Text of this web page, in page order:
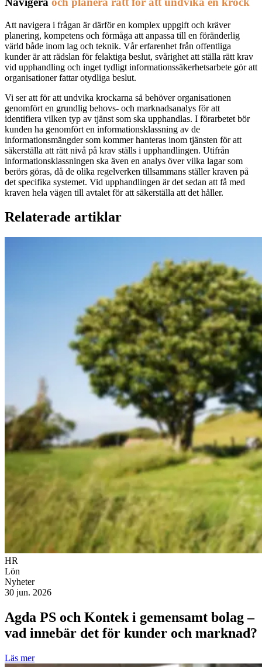
Att navigera i frågan är därför en komplex uppgift och kräver
planering, kompetens och förmåga att anpassa till en föränderlig
värld både inom lag och teknik. Vår erfarenhet från offentliga
kunder är att rädslan för felaktiga beslut, svårighet att ställa rätt krav
vid upphandling och inget tydligt informationssäkerhetsarbete gör att
organisationer fattar otydliga beslut.
Vi ser att för att undvika krockarna så behöver organisationen
genomfört en grundlig behovs- och marknadsanalys för att
identifiera vilken typ av tjänst som ska upphandlas. I förarbetet bör
kunden ha genomfört en informationsklassning av de
informationsmängder som kommer hanteras inom tjänsten för att
säkerställa att rätt nivå på krav ställs i upphandlingen. Utifrån
informationsklassningen ska även en analys över vilka lagar som
berörs göras, då de olika regelverken tillsammans ställer kraven på
det specifika systemet. Vid upphandlingen är det sedan att få med
kraven hela vägen till avtalet för att säkerställa att det håller.
Relaterade artiklar
HR
Lön
Nyheter
30 jun. 2026
Agda PS och Kontek i gemensamt bolag –
vad innebär det för kunder och marknad?
Läs mer